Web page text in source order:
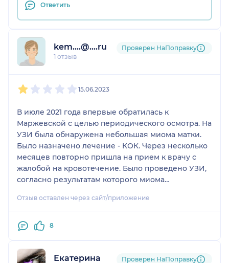
Ответить
kem....@....ru
1 отзыв
Проверен НаПоправку
15.06.2023
В июле 2021 года впервые обратилась к
Маржевской с целью периодического осмотра. На
УЗИ была обнаружена небольшая миома матки.
Было назначено лечение - КОК. Через несколько
месяцев повторно пришла на прием к врачу с
жалобой на кровотечение. Было проведено УЗИ,
согласно результатам которого миома
диагнозы (аденомиоз и киста) . Врач выписала
производилось, никаких советов по дальнейшему
значительного роста миомы врач ничего не
сказала. Да и вообще каких-либо комментариев
Отзыв оставлен через сайт/приложение
8
Екатерина Проверен НаПоправку